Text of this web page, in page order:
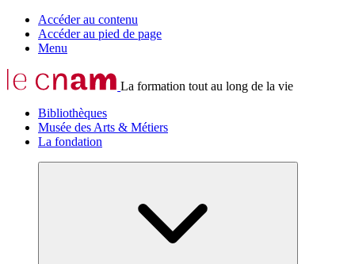
Accéder au contenu
Accéder au pied de page
Menu
La formation tout au long de la vie
Bibliothèques
Musée des Arts & Métiers
La fondation